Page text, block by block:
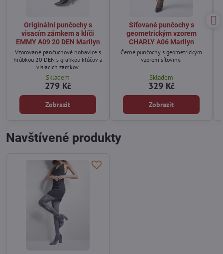
Originální punčochy s
visacím zámkem a klíči
EMMY A09 20 DEN Marilyn
Vzorované pančuchové nohavice s
hrúbkou 20 DEN s grafikou kľúčov a
visiacich zámkov.
Skladem
279 Kč
Zobrazit
Síťované punčochy s
geometrickým vzorem
CHARLY A06 Marilyn
Černé punčochy s geometrickým
vzorem síťoviny.
Skladem
329 Kč
Zobrazit
Navštívené produkty